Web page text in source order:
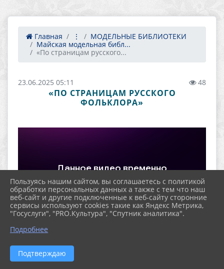
Главная ⋮
МОДЕЛЬНЫЕ БИБЛИОТЕКИ
Майская модельная библ...
«По страницам русского...
23.06.2025 05:11 48
«ПО СТРАНИЦАМ РУССКОГО
ФОЛЬКЛОРА»
Пользуясь нашим сайтом, вы соглашаетесь с политикой
обработки персональных данных а также с тем что наш
веб-сайт и другие подключенные к веб-сайту сторонние
сервисы используют cookies такие как Яндекс Метрика,
"Госуслуги", "PRO.Культура", "Спутник аналитика".
Подробнее
Подтверждаю